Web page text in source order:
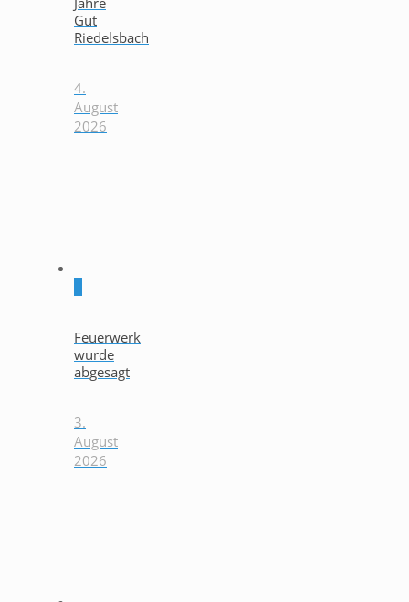
Gut
Riedelsbach
4.
August
2026
Feuerwerk
wurde
abgesagt
3.
August
2026